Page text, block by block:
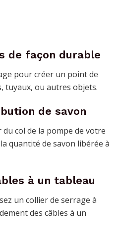
de façon durable
pour créer un point de
tuyaux, ou autres objets.
de savon
col de la pompe de votre
quantité de savon libérée à
à un tableau
un collier de serrage à
des câbles à un